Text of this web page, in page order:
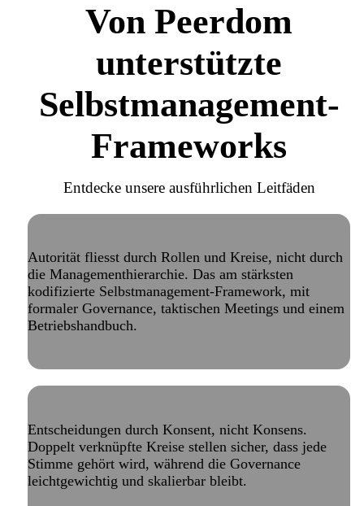
Von Peerdom
unterstützte
Selbstmanagement-
Frameworks
Entdecke unsere ausführlichen Leitfäden
Holacracy
Autorität fliesst durch Rollen und Kreise, nicht durch
die Managementhierarchie. Das am stärksten
kodifizierte Selbstmanagement-Framework, mit
formaler Governance, taktischen Meetings und einem
Betriebshandbuch.
Lies unseren Holacracy-Leitfaden
Soziokratie
Entscheidungen durch Konsent, nicht Konsens.
Doppelt verknüpfte Kreise stellen sicher, dass jede
Stimme gehört wird, während die Governance
leichtgewichtig und skalierbar bleibt.